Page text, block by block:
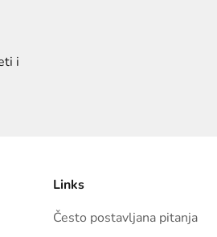
Links
Često postavljana pitanja